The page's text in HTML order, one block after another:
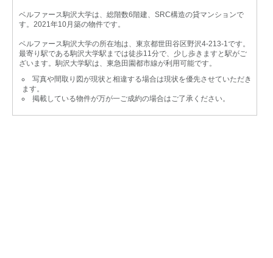
ベルファース駒沢大学は、総階数6階建、SRC構造の貸マンションで
す。2021年10月築の物件です。
ベルファース駒沢大学の所在地は、東京都世田谷区野沢4-213-1です。
最寄り駅である駒沢大学駅までは徒歩11分で、少し歩きますと駅がご
ざいます。駒沢大学駅は、東急田園都市線が利用可能です。
写真や間取り図が現状と相違する場合は現状を優先させていただき
ます。
掲載している物件が万が一ご成約の場合はご了承ください。